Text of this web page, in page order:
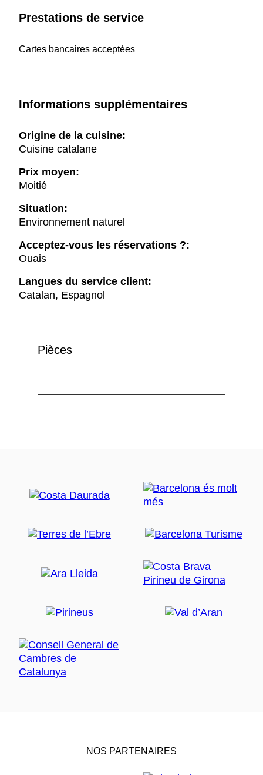
Prestations de service
Cartes bancaires acceptées
Informations supplémentaires
Origine de la cuisine:
Cuisine catalane
Prix moyen:
Moitié
Situation:
Environnement naturel
Acceptez-vous les réservations ?:
Ouais
Langues du service client:
Catalan, Espagnol
Pièces
NOS PARTENAIRES